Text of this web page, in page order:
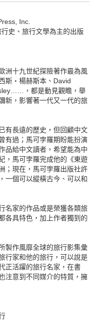
Inc.
史、旅行文學為主的出版
洲十九世紀探險著作最為風
斯‧楊赫斯本、David
，都是動見觀瞻，舉
新，影響著一代又一代的旅
有長遠的歷史，但回顧中文
有過；馬可孛羅期盼能扮演
品給中文讀者，希望能為中
，馬可孛羅完成他的《東遊
；現在，馬可孛羅出版社許
一個可以縱橫古今、可以和
名家的作品或是榮獲各類旅
各具特色，加上作者獨到的
製作風靡全球的旅行影集彙
行家和他的旅行，可以說是
正活躍的旅行名家，在書
注意到不同媒介的特質，擁